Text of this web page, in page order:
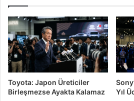
Toyota: Japon Üreticiler
Birleşmezse Ayakta Kalamaz
Yıl